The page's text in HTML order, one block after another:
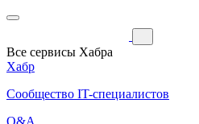
Все сервисы Хабра
Хабр
Сообщество IT-специалистов
Q&A